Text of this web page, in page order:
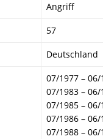
Angriff
57
Deutschland
07/1977 –
07/1983 –
07/1985 –
07/1986 –
07/1988 –